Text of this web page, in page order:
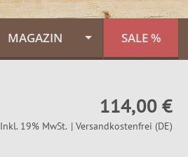
MAGAZIN
Feuerlachs Galerie
SALE %
114,00 €
Inkl. 19% MwSt. | Versandkostenfrei (DE)